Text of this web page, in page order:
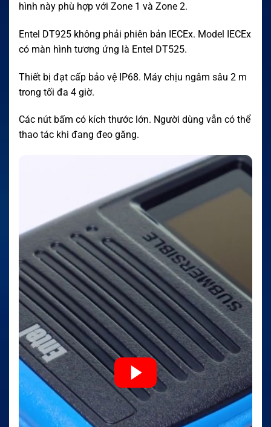
hình này phù hợp với Zone 1 và Zone 2.
Entel DT925 không phải phiên bản IECEx. Model IECEx
có màn hình tương ứng là Entel DT525.
Thiết bị đạt cấp bảo vệ IP68. Máy chịu ngâm sâu 2 m
trong tối đa 4 giờ.
Các nút bấm có kích thước lớn. Người dùng vẫn có thể
thao tác khi đang đeo găng.